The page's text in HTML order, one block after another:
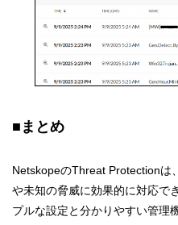
■ まとめ
NetskopeのThreat Protectionは
や未知の脅威に効果的に対応で
プルな設定と分かりやすい管理